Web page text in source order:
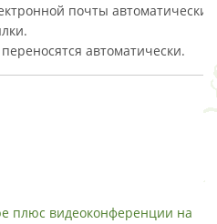
почты автоматически
автоматически.
плюс видеоконференции на